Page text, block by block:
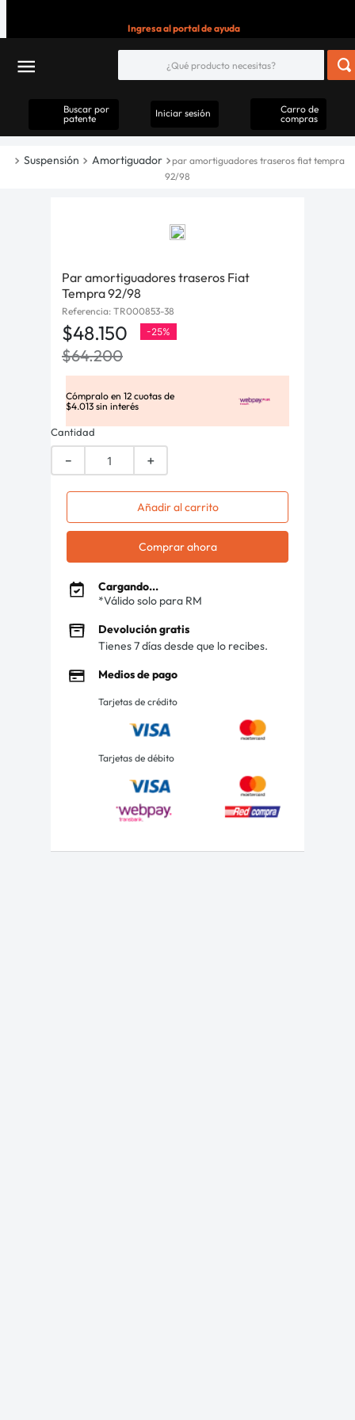
Ingresa al portal de ayuda
Buscar por
patente
Iniciar sesión
Carro de
compras
Suspensión Amortiguador
par amortiguadores traseros fiat tempra
92/98
Par amortiguadores traseros Fiat
Tempra 92/98
Referencia: TR000853-38
$48.150 -25%
$64.200
Cómpralo en 12 cuotas de
$4.013 sin interés
Cantidad
＋
－
Añadir al carrito
Comprar ahora
Cargando...
*Válido solo para RM
Devolución gratis
Tienes 7 días desde que lo recibes.
Medios de pago
Tarjetas de crédito
Tarjetas de débito